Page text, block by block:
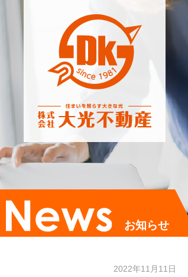
お知らせ
2022年11月11日